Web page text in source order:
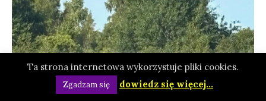
Ta strona internetowa wykorzystuje pliki cookies.
Zgadzam się dowiedz się więcej...